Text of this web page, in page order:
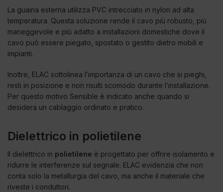
La guaina esterna utilizza PVC intrecciato in nylon ad alta
temperatura. Questa soluzione rende il cavo più robusto, più
maneggevole e più adatto a installazioni domestiche dove il
cavo può essere piegato, spostato o gestito dietro mobili e
impianti.
Inoltre, ELAC sottolinea l’importanza di un cavo che si pieghi,
resti in posizione e non risulti scomodo durante l’installazione.
Per questo motivo Sensible è indicato anche quando si
desidera un cablaggio ordinato e pratico.
Dielettrico in polietilene
Il dielettrico in polietilene è progettato per offrire isolamento e
ridurre le interferenze sul segnale. ELAC evidenzia che non
conta solo la metallurgia del cavo, ma anche il materiale che
riveste i conduttori.